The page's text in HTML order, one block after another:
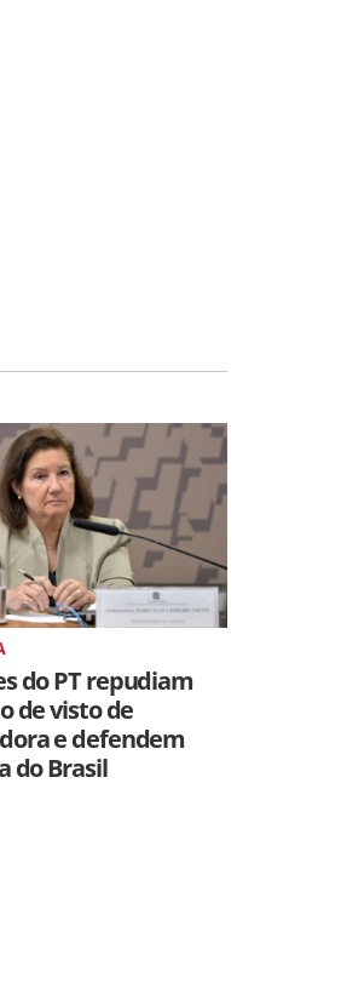
do PT repudiam
de visto de
e defendem
do Brasil